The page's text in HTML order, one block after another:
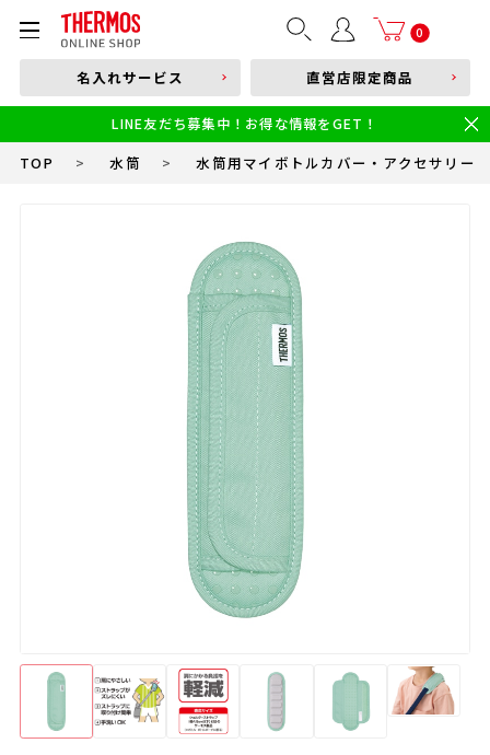
0
部品購入はこちら
本体品番やキーワードを入力
食洗機対応 新製品
幼児・園児向け水筒
小学生 低・中学年向け水筒
小学生 中・高学年向け水筒
名入れサービス 直営店限定商品
LINE友だち募集中！お得な情報をGET！
TOP > 水筒 > 水筒用マイボトルカバー・アクセサリー